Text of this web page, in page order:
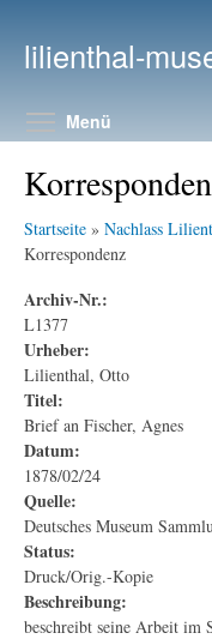
lilienthal-
Menü
Startseite » Nachlass
Korrespondenz
Archiv-Nr.:
L1377
Urheber:
Lilienthal, Otto
Titel:
Brief an Fischer, Agnes
Datum:
1878/02/24
Quelle:
Deutsches Museum
Status:
Druck/Orig.-Kopie
Beschreibung:
beschreibt seine Arbeit im